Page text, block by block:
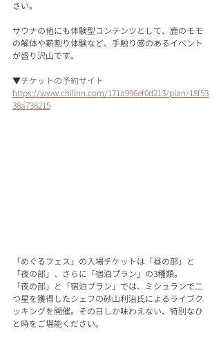
さい。
サウナの他にも体験型コンテンツとして、鹿のモモ
の解体や薪割り体験など、手触り感のあるイベント
が盛り沢山です。
▼チケットの予約サイト
https://www.chillnn.com/171a996ef0d213/plan/18f53
38a738215
「めぐるフェス」の入場チケットは「昼の部」と
「夜の部」、さらに「宿泊プラン」の3種類。
「夜の部」と「宿泊プラン」では、ミシュランで二
つ星を獲得したシェフの砂山利治氏によるライブク
ッキングを開催。その日しか味わえない、特別なひ
と時をご堪能ください。